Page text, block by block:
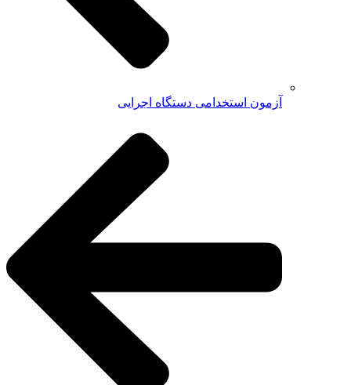
آزمون استخدامی دستگاه اجرایی